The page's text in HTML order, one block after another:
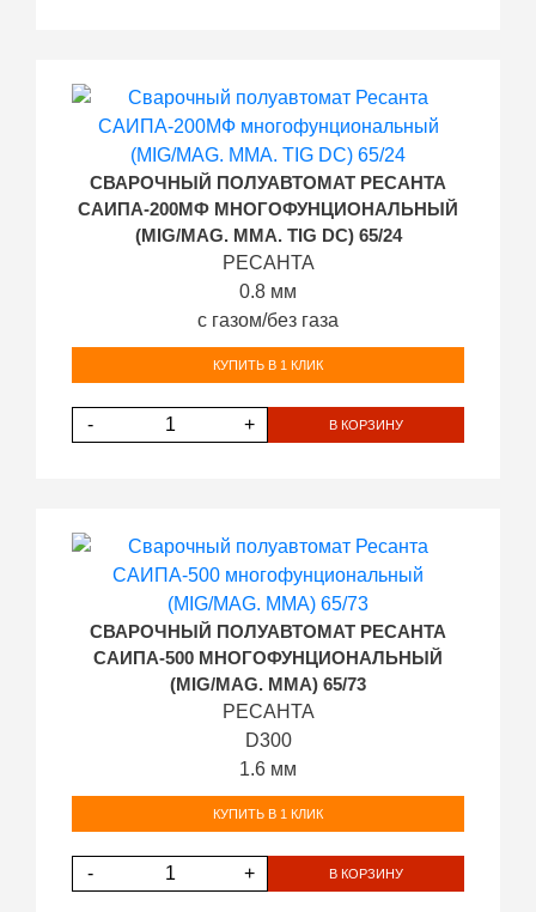
СВАРОЧНЫЙ ПОЛУАВТОМАТ РЕСАНТА
САИПА-200МФ МНОГОФУНЦИОНАЛЬНЫЙ
(MIG/MAG. MMA. TIG DC) 65/24
РЕСАНТА
0.8 мм
с газом/без газа
КУПИТЬ В 1 КЛИК
- + В КОРЗИНУ
СВАРОЧНЫЙ ПОЛУАВТОМАТ РЕСАНТА
САИПА-500 МНОГОФУНЦИОНАЛЬНЫЙ
(MIG/MAG. MMA) 65/73
РЕСАНТА
D300
1.6 мм
КУПИТЬ В 1 КЛИК
- + В КОРЗИНУ